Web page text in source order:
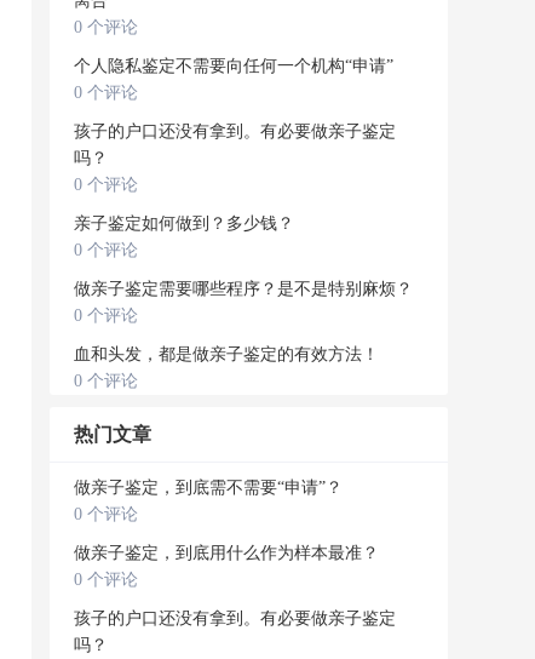
0 个评论
个人隐私鉴定不需要向任何一个机构“申请”
0 个评论
孩子的户口还没有拿到。有必要做亲子鉴定
吗？
0 个评论
亲子鉴定如何做到？多少钱？
0 个评论
做亲子鉴定需要哪些程序？是不是特别麻烦？
0 个评论
血和头发，都是做亲子鉴定的有效方法！
0 个评论
热门文章
做亲子鉴定，到底需不需要“申请”？
0 个评论
做亲子鉴定，到底用什么作为样本最准？
0 个评论
孩子的户口还没有拿到。有必要做亲子鉴定
吗？